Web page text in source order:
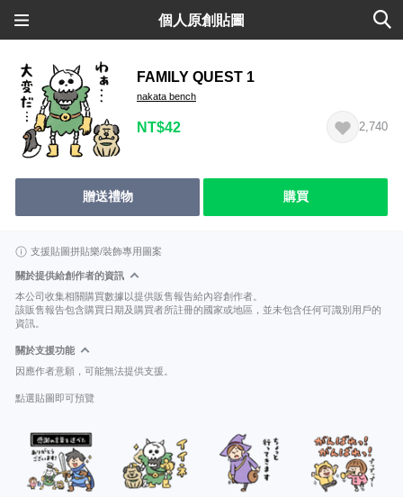
個人原創貼圖
FAMILY QUEST 1
nakata bench
NT$42 2,740
贈送禮物 購買
支援貼圖拼貼樂/裝飾專用圖案
關於提供給創作者的資訊
本公司收集相關購買數據以提供販售報告給內容創作者。
該販售報告包含購買日期及購買者所註冊的國家或地區，並未包含任何可識別用戶的
資訊。
關於支援功能
因應作者意願，可能無法提供支援。
點選貼圖即可預覽